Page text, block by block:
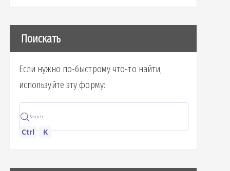
Поискать
Если нужно по-быстрому что-то найти,
используйте эту форму:
Search
Ctrl K